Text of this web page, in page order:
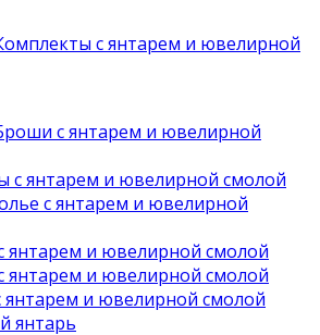
с янтарем и ювелирной
с янтарем и ювелирной
с янтарем и ювелирной смолой
с янтарем и ювелирной
янтарем и ювелирной смолой
янтарем и ювелирной смолой
янтарем и ювелирной смолой
янтарь